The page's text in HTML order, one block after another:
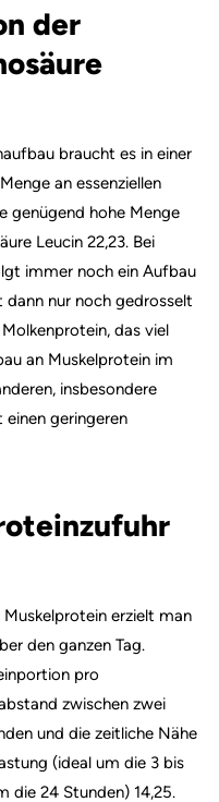
der
braucht es in einer
an essenziellen
genügend hohe Menge
Leucin 22,23. Bei
immer noch ein Aufbau
dann nur noch gedrosselt
das viel
an Muskelprotein im
insbesondere
geringeren
erzielt man
den ganzen Tag.
pro
zwischen zwei
und die zeitliche Nähe
(ideal um die 3 bis
die 24 Stunden) 14,25.